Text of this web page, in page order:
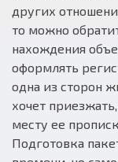
других
то можно
нахождения
оформлять
одна из сторон
хочет
месту ее
Подготовка